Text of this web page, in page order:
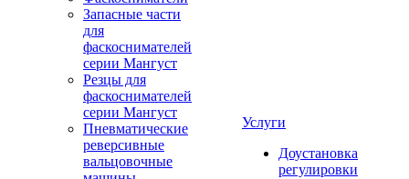
Запасные части
для
фаскоснимателей
серии Мангуст
Резцы для
фаскоснимателей
серии Мангуст
Пневматические
реверсивные
вальцовочные
Услуги
Доустановка
регулировки